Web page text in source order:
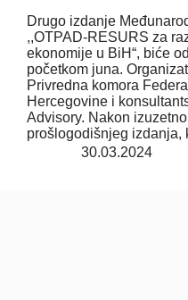
Drugo izdanje
,,OTPAD-RESURS za
ekonomije u BiH“, biće
početkom juna.
Privredna komora
Hercegovine i
Advisory. Nakon
prošlogodišnjeg
30.03.2024